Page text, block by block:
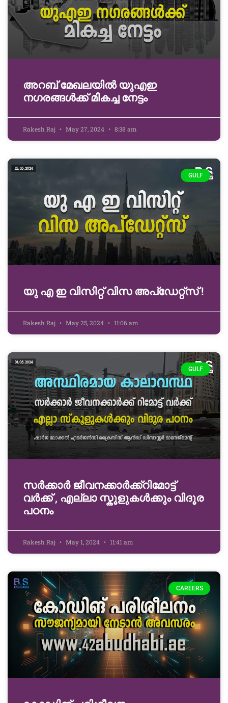
അറബ് മേഖലയിൽ യുഎഇ
നഗരങ്ങൾക്ക് മികച്ച നേട്ടം
Rakesh Raj May 27, 2024 8:38 am
GULF
യു എ ഇ വിസിറ്റ് വിസ അപ്‌ഡേറ്റ്സ് !
Rakesh Raj May 25, 2024 11:06 am
GULF
സർക്കാർ ജീവനക്കാർക്ക്റിമോട്ട്
വർക്ക് , എല്ലാ സ്കൂളുകൾക്കും വിദൂര
പഠനം
Rakesh Raj May 1, 2024 11:41 am
CAREERS